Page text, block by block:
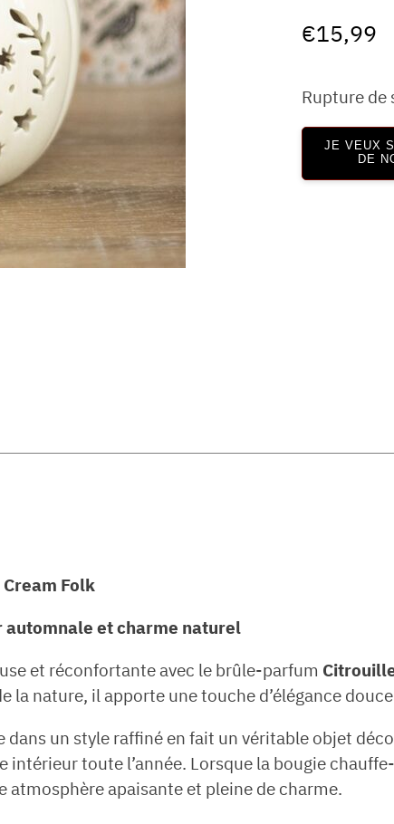
€15,99
Rupture de
JE VEUX
DE
Folk
et charme naturel
et réconfortante avec le brûle-parfum
la nature, il apporte une touche d’élégance
dans un style raffiné en fait un véritable objet
toute l’année. Lorsque la bougie
atmosphère apaisante et pleine de charme.